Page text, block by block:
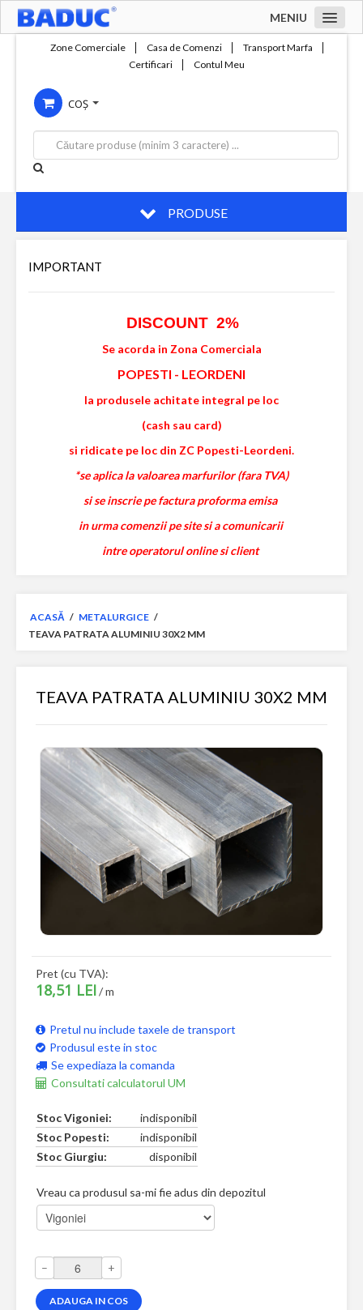
MENIU
Compania
Servicii
Productie
Contact
Zone Comerciale Casa de Comenzi
Transport Marfa
Certificari
Contul Meu
COȘ
PRODUSE
IMPORTANT
DISCOUNT 2%
Se acorda in Zona Comerciala
POPESTI - LEORDENI
la produsele achitate integral pe loc
(cash sau card)
si ridicate pe loc din ZC Popesti-Leordeni.
*se aplica la valoarea marfurilor (fara TVA)
si se inscrie pe factura proforma emisa
in urma comenzii pe site si a comunicarii
intre operatorul online si client
ACASĂ / METALURGICE /
TEAVA PATRATA ALUMINIU 30X2 MM
TEAVA PATRATA ALUMINIU 30X2 MM
Pret (cu TVA):
18,51 LEI/ m
Pretul nu include taxele de transport
Produsul este in stoc
Se expediaza la comanda
Consultati calculatorul UM
Stoc Vigoniei:
indisponibil
Stoc Popesti:
indisponibil
Stoc Giurgiu:
disponibil
Vreau ca produsul sa-mi fie adus din depozitul
– +